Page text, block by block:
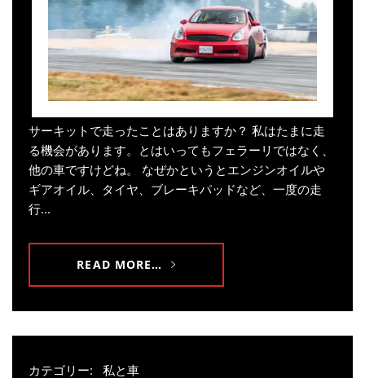
サーキットで走ったことはありますか？ 私はたまに走
る機会があります。とはいってもフェラーリではなく、
他の車ですけどね。 なぜかというとエンジンオイルや
ギアオイル、タイヤ、ブレーキパッドなど、一度の走
行...
READ MORE…
カテゴリー: 私と車